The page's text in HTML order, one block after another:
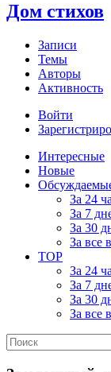
Дом стихов
Записи
Темы
Авторы
Активность
Войти
Интересные
Новые
За 24
За 7
За 30
За все
TOP
За 24
За 7
За 30
За все